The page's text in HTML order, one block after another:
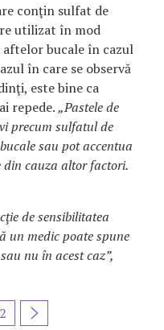
conţin sulfat de
utilizat în mod
bucale în cazul
în care se observă
este bine ca
repede.„Pastele de
precum sulfatul de
sau pot accentua
din cauza altor factori.
de sensibilitatea
un medic poate spune
nu în acest caz”,
2